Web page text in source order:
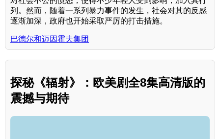
列。然而，随着一系列暴力事件的发生，社会对其的反感
逐渐加深，政府也开始采取严厉的打击措施。
巴德尔和迈因霍夫集团
探秘《辐射》：欧美剧全8集高清版的
震撼与期待